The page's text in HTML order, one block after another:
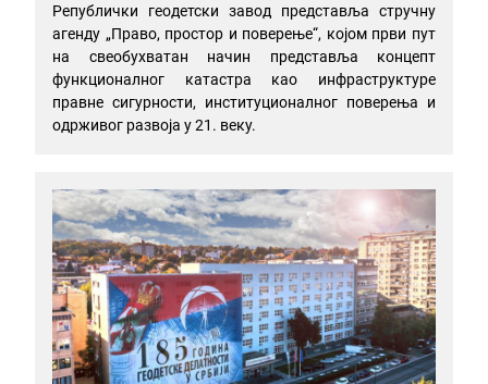
Републички геодетски завод представља стручну
агенду „Право, простор и поверење“, којом први пут
на свеобухватан начин представља концепт
функционалног катастра као инфраструктуре
правне сигурности, институционалног поверења и
одрживог развоја у 21. веку.